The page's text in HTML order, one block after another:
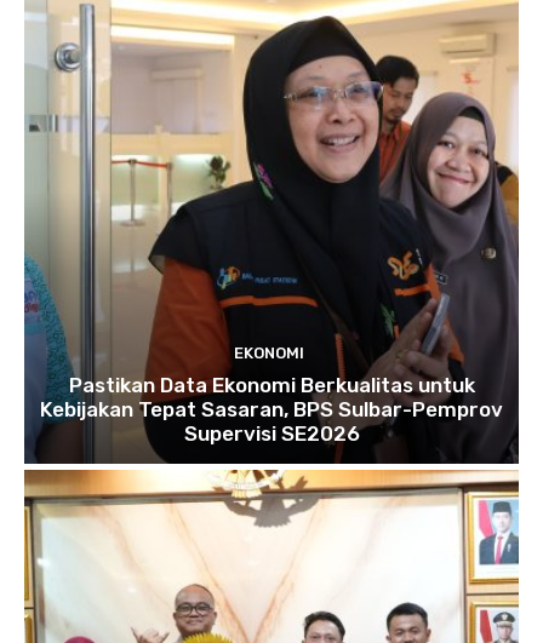
EKONOMI
Pastikan Data Ekonomi Berkualitas untuk
Kebijakan Tepat Sasaran, BPS Sulbar-Pemprov
Supervisi SE2026